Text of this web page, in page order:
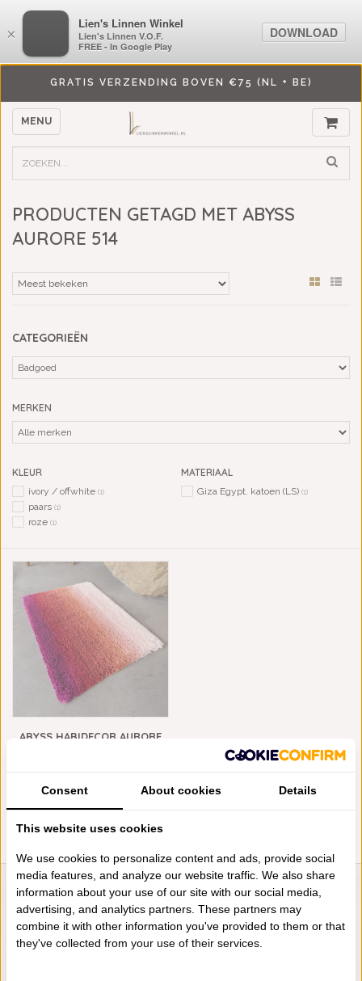
GRATIS VERZENDING BOVEN €75 (NL + BE)
MENU
PRODUCTEN GETAGD MET ABYSS
AURORE 514
CATEGORIEËN
MERKEN
KLEUR
ivory / offwhite (1)
paars (1)
roze (1)
MATERIAAL
Giza Egypt. katoen (LS) (1)
ABYSS HABIDECOR AURORE
€210,00
LIENSLINNENWINKEL.NL
VRAGEN? BEL DAN
+31 (0) 575 511817
×
LiensLinnenwinkel.nl
Lien's Linnen V.O.F.
FREE - In Google Play
DOWNLOAD
Consent About cookies Details
This website uses cookies
We use cookies to personalize content and ads, provide social
media features, and analyze our website traffic. We also share
information about your use of our site with our social media,
advertising, and analytics partners. These partners may
combine it with other information you've provided to them or that
they've collected from your use of their services.
×
Lien's Linnen Winkel
Lien's Linnen V.O.F.
FREE - In Google Play
DOWNLOAD